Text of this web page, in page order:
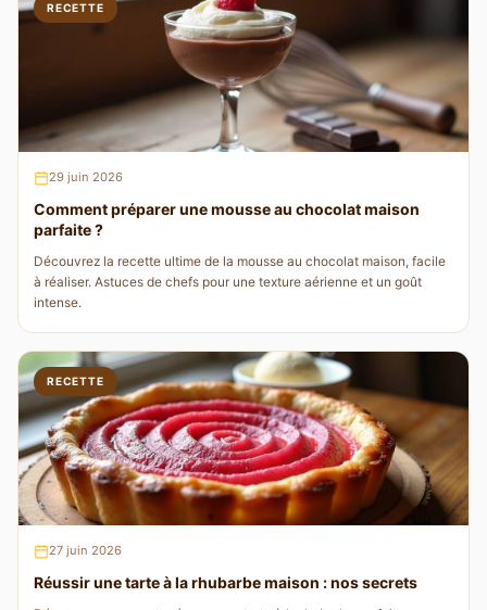
RECETTE
29 juin 2026
Comment préparer une mousse au chocolat maison
parfaite ?
Découvrez la recette ultime de la mousse au chocolat maison, facile
à réaliser. Astuces de chefs pour une texture aérienne et un goût
intense.
RECETTE
27 juin 2026
Réussir une tarte à la rhubarbe maison : nos secrets